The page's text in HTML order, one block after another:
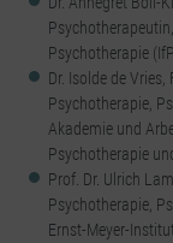
Psychotherapie
Dr. Isolde de
Psychotherapie,
Akademie und
Psychotherapie
Prof. Dr. Ulrich
Psychotherapie,
Ernst-Meyer-